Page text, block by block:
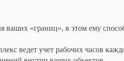
ваших «границ», в этом ему
ведет учет рабочих часов